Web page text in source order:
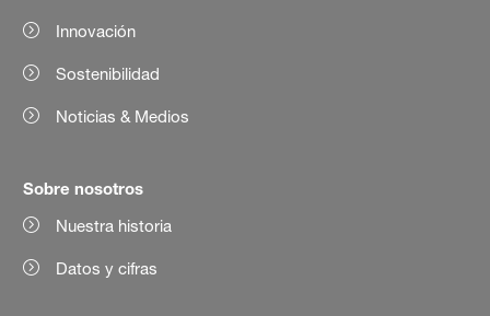
Innovación
Sostenibilidad
Noticias & Medios
Sobre nosotros
Nuestra historia
Datos y cifras